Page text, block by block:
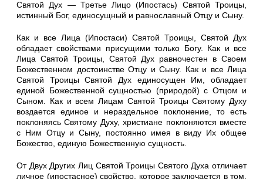
Святой Дух — Третье Лицо (Ипостась) Святой Троицы,
истинный Бог, единосущный и равнославный Отцу и Сыну.
Как и все Лица (Ипостаси) Святой Троицы, Святой Дух
обладает свойствами присущими только Богу. Как и все
Лица Святой Троицы, Святой Дух равночестен в Своем
Божественном достоинстве Отцу и Сыну. Как и все Лица
Святой Троицы Святой Дух единосущен Им, обладает
единой Божественной сущностью (природой) с Отцом и
Сыном. Как и всем Лицам Святой Троицы Святому Духу
воздается единое и нераздельное поклонение, то есть
поклоняясь Святому Духу, христиане поклоняются вместе
с Ним Отцу и Сыну, постоянно имея в виду Их общее
Божество, единую Божественную сущность.
От Двух Других Лиц Святой Троицы Святого Духа отличает
личное (ипостасное) свойство, которое заключается в том,